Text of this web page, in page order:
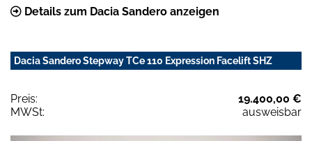
Details zum Dacia Sandero anzeigen
Dacia Sandero Stepway TCe 110 Expression Facelift SHZ
Preis:
19.400,00 €
MWSt:
ausweisbar